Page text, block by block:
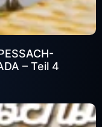
– Teil 4